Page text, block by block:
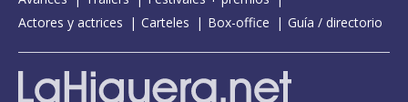
Actores y actrices
Carteles Box-office Guía / directorio